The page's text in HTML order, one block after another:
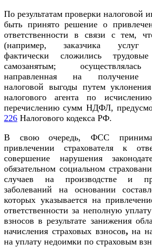
По результатам проверки налоговой
быть принято решение о
ответственности в связи с тем,
(например, заказчика услуг
фактически сложились
самозанятым; осуществлялась
направленная на получение
налоговой выгоды путем
налогового агента по
перечислению сумм НДФЛ,
226 Налогового кодекса РФ.
В свою очередь, ФСС
привлечении страхователя к
совершение нарушения
обязательном социальном
случаев на производстве и
заболеваний на основании
которых указывается на
ответственности за неполную
взносов в результате занижения
начисления страховых взносов,на
на уплату недоимки по страховым